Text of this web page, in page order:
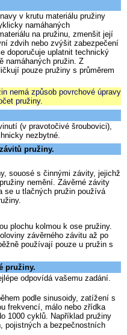
v krutu materiálu pružiny
namáhaných
na pružinu, zmenšit její
zdvih nebo zvýšit zabezpečení
doporučuje uplatnit technický
namáhaných pružin. Z
pouze pružiny s průměrem
nemá způsob povrchové úpravy
pružiny.
(v pravotočivé šroubovici),
nezbytné.
pružiny.
souosé s činnými závity, jejichž
nemění. Závěrné závity
se u tlačných pružin používá
plochu kolmou k ose pružiny.
závěrného závitu až po
používají pouze u pružin s
pružiny.
odpovídá vašemu zadání.
podle sinusoidy, zatížení s
frekvencí, málo nebo zřídka
1000 cyklů. Například pružiny
pojistných a bezpečnostních